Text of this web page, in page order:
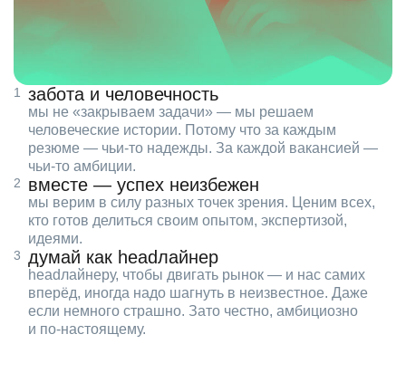
забота и человечность
мы не «закрываем задачи» — мы решаем
человеческие истории. Потому что за каждым
резюме — чьи‑то надежды. За каждой вакансией —
чьи‑то амбиции.
вместе — успех неизбежен
мы верим в силу разных точек зрения. Ценим всех,
кто готов делиться своим опытом, экспертизой,
идеями.
думай как headлайнер
headлайнеру, чтобы двигать рынок — и нас самих
вперёд, иногда надо шагнуть в неизвестное. Даже
если немного страшно. Зато честно, амбициозно
и по‑настоящему.